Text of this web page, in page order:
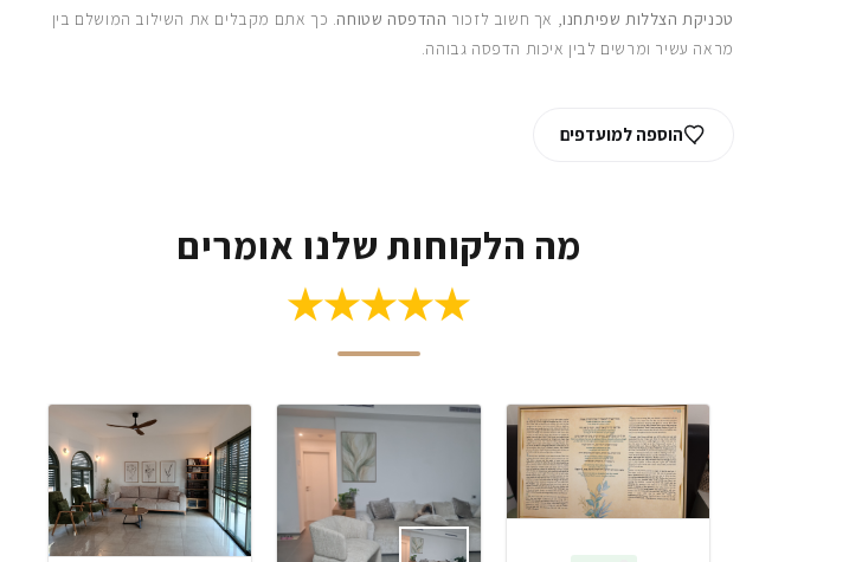
טכניקת הצללות שפיתחנו, אך חשוב לזכור ההדפסה שטוחה. כך אתם מקבלים את השילוב המושלם בין
מראה עשיר ומרשים לבין איכות הדפסה גבוהה.
הוספה למועדפים
מה הלקוחות שלנו אומרים
★★★★★